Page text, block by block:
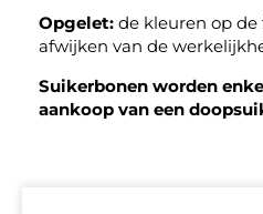
Opgelet: de kleuren op
afwijken van de
Suikerbonen worden
aankoop van een